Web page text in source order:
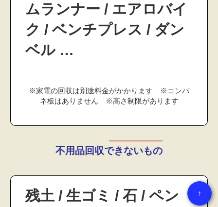
↑
ムランナー / エアロバイ
ク / ベンチプレス / ダン
ベル …
※家電の回収は別途料金がかかります ※コンパ
ネ板はありません ※高さ制限があります
不用品回収できないもの
残土 / 生ゴミ / 石 / ペン